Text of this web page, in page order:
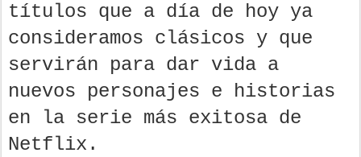
títulos que a día de hoy ya
consideramos clásicos y que
servirán para dar vida a
nuevos personajes e historias
en la serie más exitosa de
Netflix.